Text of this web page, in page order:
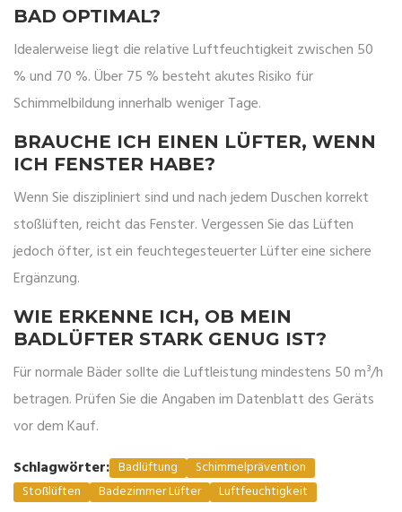
BAD OPTIMAL?
Idealerweise liegt die relative Luftfeuchtigkeit zwischen 50
% und 70 %. Über 75 % besteht akutes Risiko für
Schimmelbildung innerhalb weniger Tage.
BRAUCHE ICH EINEN LÜFTER, WENN
ICH FENSTER HABE?
Wenn Sie diszipliniert sind und nach jedem Duschen korrekt
stoßlüften, reicht das Fenster. Vergessen Sie das Lüften
jedoch öfter, ist ein feuchtegesteuerter Lüfter eine sichere
Ergänzung.
WIE ERKENNE ICH, OB MEIN
BADLÜFTER STARK GENUG IST?
Für normale Bäder sollte die Luftleistung mindestens 50 m³/h
betragen. Prüfen Sie die Angaben im Datenblatt des Geräts
vor dem Kauf.
Schlagwörter: Badlüftung
Schimmelprävention
Stoßlüften
Badezimmer Lüfter Luftfeuchtigkeit